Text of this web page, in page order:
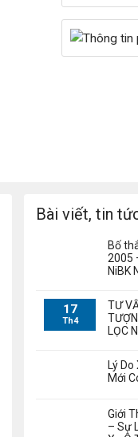
Bài viết, tin
Bố
2005
NiBK
17
Th4
TƯ
LỌC
Lý
Mới
Giới
– Sự